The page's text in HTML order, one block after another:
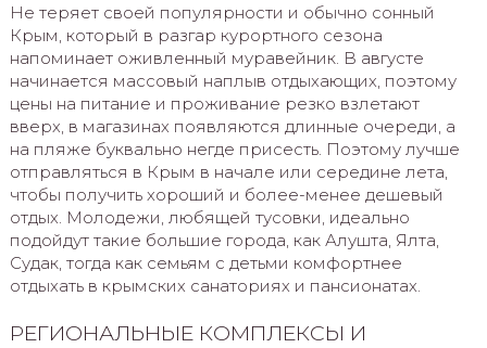
Не теряет своей популярности и обычно сонный
Крым, который в разгар курортного сезона
напоминает оживленный муравейник. В августе
начинается массовый наплыв отдыхающих, поэтому
цены на питание и проживание резко взлетают
вверх, в магазинах появляются длинные очереди, а
на пляже буквально негде присесть. Поэтому лучше
отправляться в Крым в начале или середине лета,
чтобы получить хороший и более-менее дешевый
отдых. Молодежи, любящей тусовки, идеально
подойдут такие большие города, как Алушта, Ялта,
Судак, тогда как семьям с детьми комфортнее
отдыхать в крымских санаториях и пансионатах.
РЕГИОНАЛЬНЫЕ КОМПЛЕКСЫ И